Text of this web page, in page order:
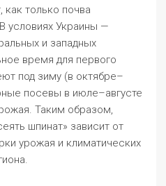
как только почва
условиях Украины —
и западных
время для первого
под зиму (в октябре–
посевы в июле–августе
Таким образом,
шпинат» зависит от
урожая и климатических